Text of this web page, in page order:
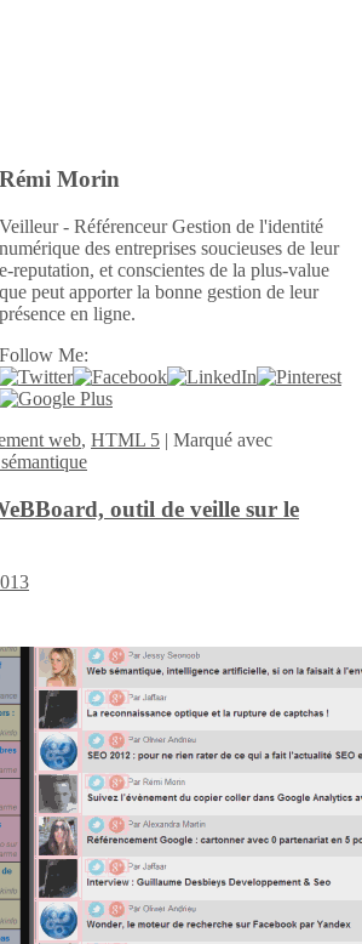
Rémi Morin
Veilleur - Référenceur Gestion de l'identité
numérique des entreprises soucieuses de leur
e-reputation, et conscientes de la plus-value
que peut apporter la bonne gestion de leur
présence en ligne.
Follow Me:
web, HTML 5 | Marqué avec
outil de veille sur le